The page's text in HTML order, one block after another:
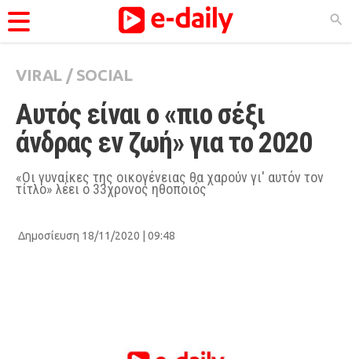
ΚΑΤΗΓΟΡΊΕΣ
Ειδήσεις
Θέματα
Videos
Podcasts
Viral
VIRAL / SOCIAL
Αυτός είναι ο «πιο σέξι
άνδρας εν ζωή» για το 2020
«Οι γυναίκες της οικογένειας θα χαρούν γι' αυτόν τον
τίτλο» λέει ο 33χρονος ηθοποιός
Δημοσίευση 18/11/2020 | 09:48